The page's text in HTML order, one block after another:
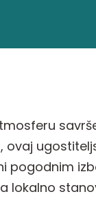
ovaj
pogodnim
lokalno